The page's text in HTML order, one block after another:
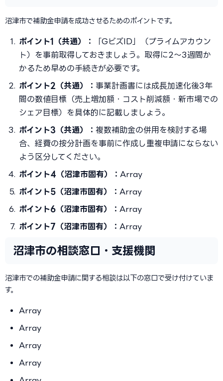
沼津市で補助金申請を成功させるためのポイントです。
ポイント1（共通）：
「GビズID」（プライムアカウン
ト）を事前取得しておきましょう。取得に2〜3週間か
かるため早めの手続きが必要です。
ポイント2（共通）： 事業計画書には成長加速化後3年
間の数値目標（売上増加額・コスト削減額・新市場での
シェア目標）を具体的に記載しましょう。
ポイント3（共通）： 複数補助金の併用を検討する場
合、経費の按分計画を事前に作成し重複申請にならない
よう区分してください。
ポイント4（沼津市固有）： Array
ポイント5（沼津市固有）： Array
ポイント6（沼津市固有）： Array
ポイント7（沼津市固有）： Array
沼津市の相談窓口・支援機関
沼津市での補助金申請に関する相談は以下の窓口で受け付けていま
す。
Array
Array
Array
Array